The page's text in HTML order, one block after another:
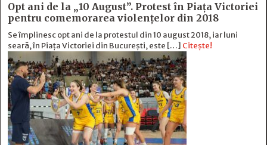
Opt ani de la „10 August”. Protest în Piața Victoriei
pentru comemorarea violențelor din 2018
Se împlinesc opt ani de la protestul din 10 august 2018, iar luni
seară, în Piața Victoriei din București, este […] Citește!